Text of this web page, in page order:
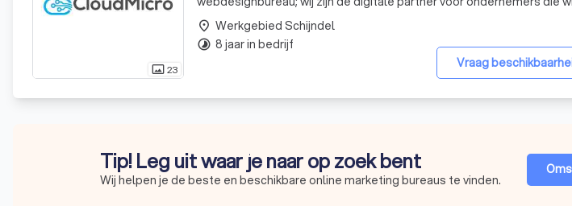
photo_size_select_actual23
design en een scherp oog voor conversie creëren wij professionele
waar ze
Vraag
place Werkgebied Schijndel
timelapse 8 jaar in bedrijf
Tip! Leg uit waar je naar op zoek bent
Wij helpen je de beste en beschikbare online marketing bureaus te vinden.